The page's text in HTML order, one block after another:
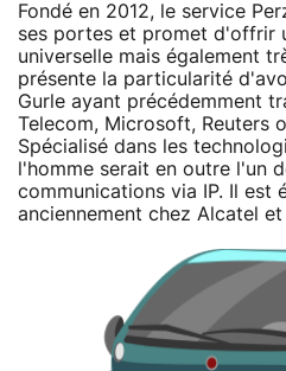
Fondé en 2012, le service
ses portes et promet d'offrir
universelle mais également
présente la particularité
Gurle ayant précédemment
Telecom, Microsoft, Reuters
Spécialisé dans les
l'homme serait en outre l'un
communications via IP. Il est
anciennement chez Alcatel et